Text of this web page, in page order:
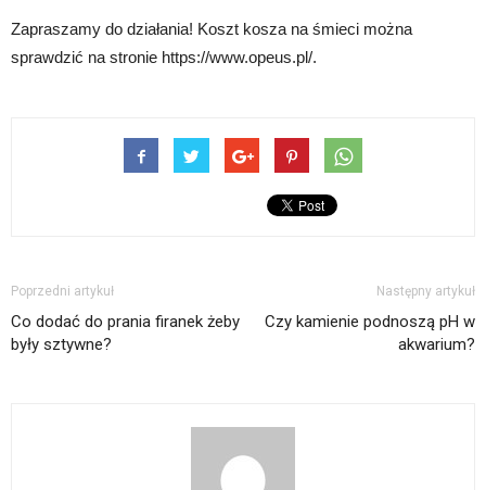
Zapraszamy do działania! Koszt kosza na śmieci można
sprawdzić na stronie https://www.opeus.pl/.
Poprzedni artykuł
Co dodać do prania firanek żeby
były sztywne?
Następny artykuł
Czy kamienie podnoszą pH w
akwarium?